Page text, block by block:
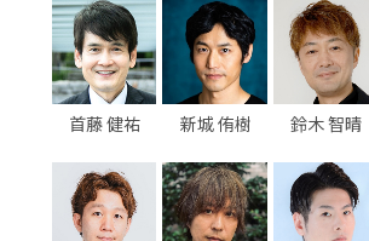
首藤 健祐 新城 侑樹 鈴木 智晴